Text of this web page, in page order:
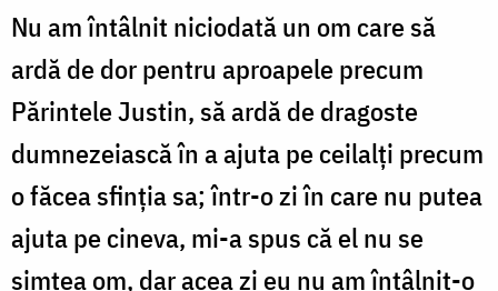
Nu am întâlnit niciodată un om care să
ardă de dor pentru aproapele precum
Părintele Justin, să ardă de dragoste
dumnezeiască în a ajuta pe ceilalți precum
o făcea sfinția sa; într-o zi în care nu putea
ajuta pe cineva, mi-a spus că el nu se
simțea om, dar acea zi eu nu am întâlnit-o